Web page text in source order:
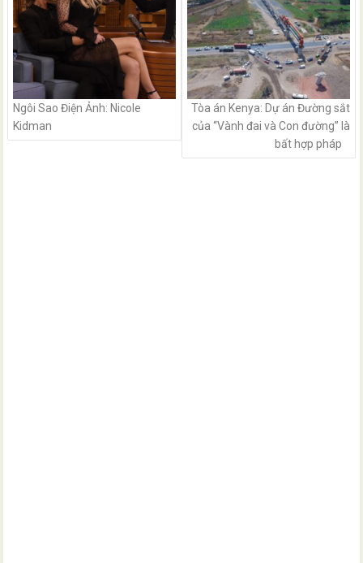
Ngôi Sao Điện Ảnh: Nicole
Kidman
Tòa án Kenya: Dự án Đường sắt
của “Vành đai và Con đường” là
bất hợp pháp